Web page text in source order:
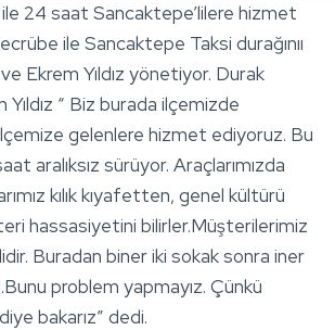
24 saat Sancaktepe’lilere hizmet
ile Sancaktepe Taksi durağınıı
Ekrem Yıldız yönetiyor. Durak
“ Biz burada ilçemizde
gelenlere hizmet ediyoruz. Bu
aralıksız sürüyor. Araçlarımızda
kılık kıyafetten, genel kültürü
hassasiyetini bilirler.Müşterilerimiz
Buradan biner iki sokak sonra iner
problem yapmayız. Çünkü
bakarız” dedi.